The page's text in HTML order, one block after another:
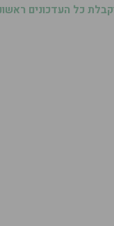
כל העדכונים